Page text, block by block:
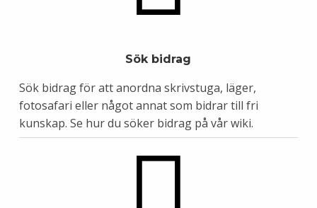
Sök bidrag
Sök bidrag för att anordna skrivstuga, läger,
fotosafari eller något annat som bidrar till fri
kunskap. Se hur du söker bidrag på vår wiki.